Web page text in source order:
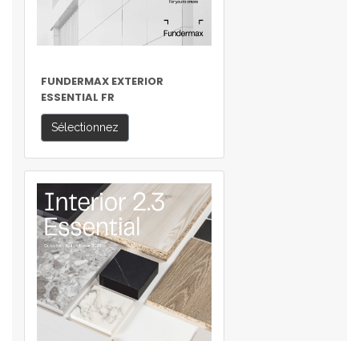
FUNDERMAX EXTERIOR
ESSENTIAL FR
Sélectionnez